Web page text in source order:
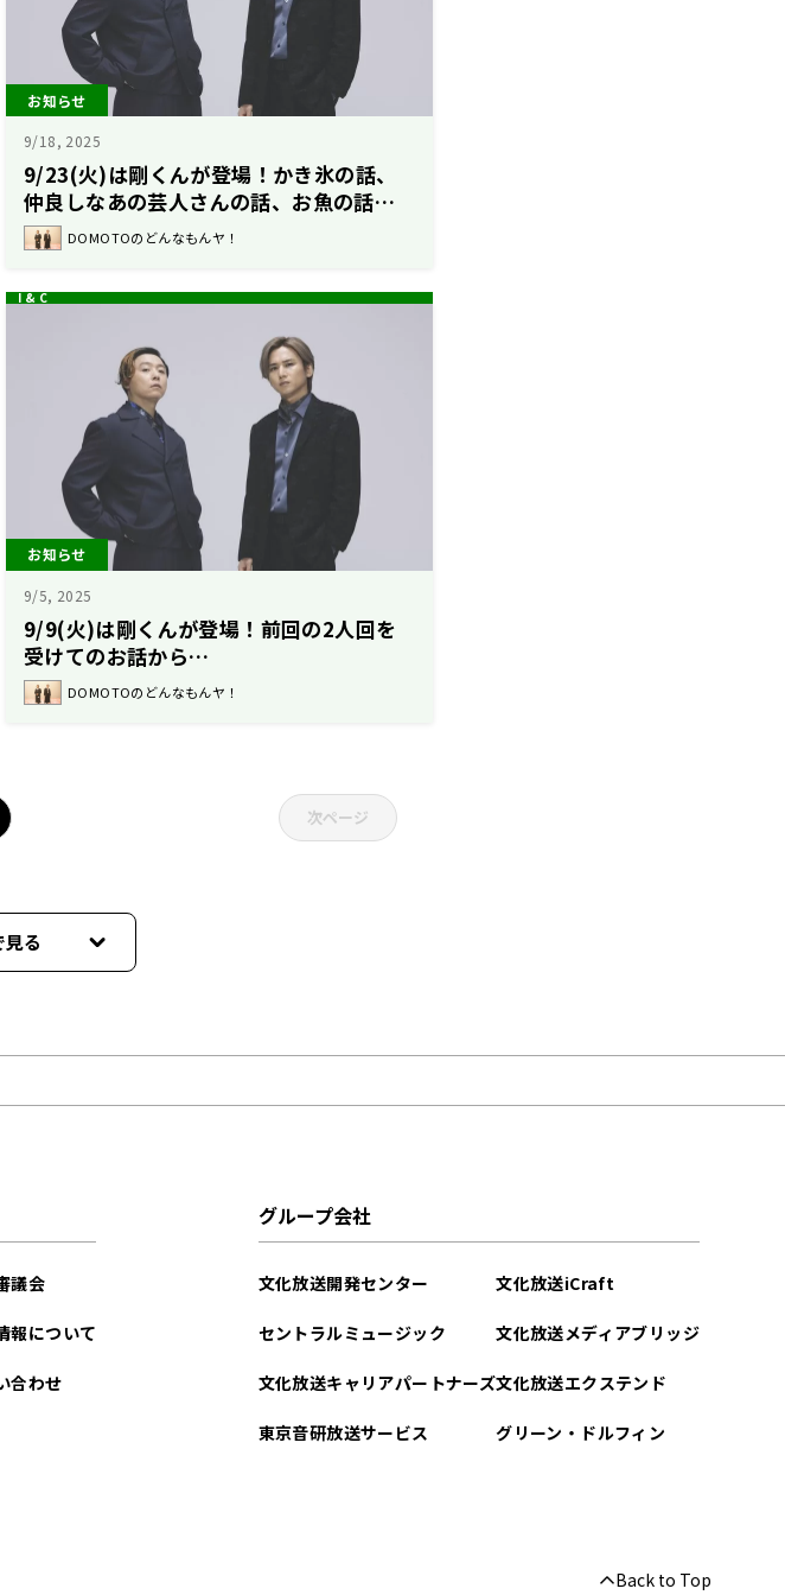
お知らせ
9/18, 2025
9/23(火)は剛くんが登場！かき氷の話、
仲良しなあの芸人さんの話、お魚の話…
などなど！
DOMOTOのどんなもんヤ！
お知らせ
9/5, 2025
9/9(火)は剛くんが登場！前回の2人回を
受けてのお話から…
DOMOTOのどんなもんヤ！
次ページ
る
議会
報について
合わせ
グループ会社
文化放送開発センター
セントラルミュージック
文化放送キャリアパートナーズ
東京音研放送サービス
文化放送iCraft
文化放送メディアブリッジ
文化放送エクステンド
グリーン・ドルフィン
Back to Top